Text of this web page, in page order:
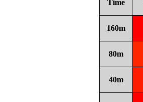
Time
160m
80m
40m